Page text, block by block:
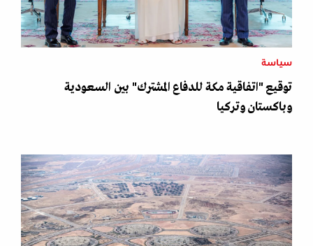
سياسة
توقيع "اتفاقية مكة للدفاع المشترك" بين السعودية
وباكستان وتركيا